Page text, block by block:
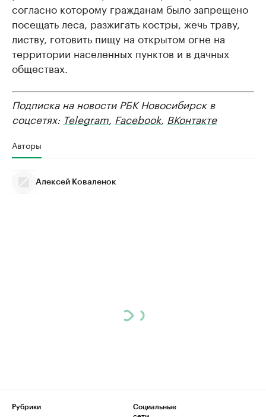
согласно которому гражданам было запрещено
посещать леса, разжигать костры, жечь траву,
листву, готовить пищу на открытом огне на
территории населенных пунктов и в дачных
обществах.
Подписка на новости РБК Новосибирск в
соцсетях: Telegram Facebook, ВКонтакте
Авторы
Алексей Коваленок
Рубрики
Социальные